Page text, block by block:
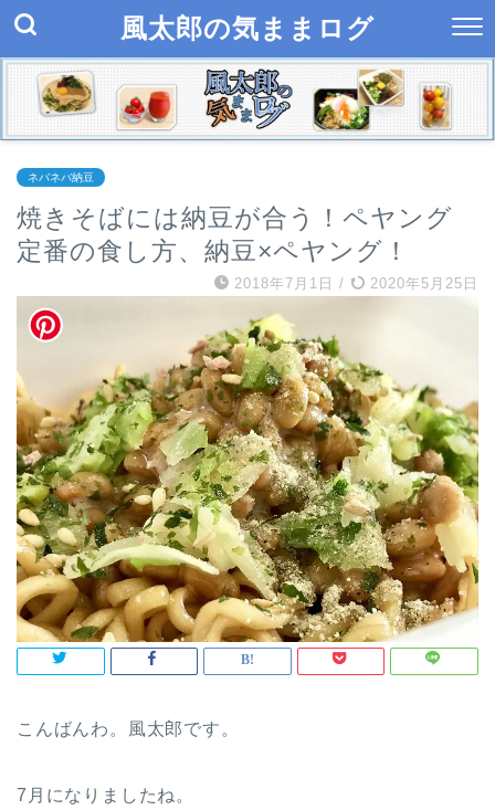
風太郎の気ままログ
ネバネバ納豆
焼きそばには納豆が合う！ペヤング
定番の食し方、納豆×ペヤング！
2018年7月1日 / 2020年5月25日
こんばんわ。風太郎です。
7月になりましたね。